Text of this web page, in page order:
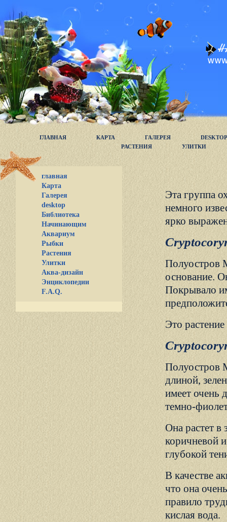
ГЛАВНАЯ КАРТА ГАЛЕРЕЯ
DESKTOP
РАСТЕНИЯ
УЛИТКИ
главная
Карта
Галерея
desktop
Библиотека
Начинающим
Аквариум
Рыбки
Растения
Улитки
Аква-дизайн
Энциклопедии
F.A.Q.
Эта группа
немного
ярко
Полуостров
основание.
Покрывало
Это
Полуостров
длиной,
имеет очень
темно-
Она растет в
коричневой
глубокой
В качестве
что она
правило
кислая вода.